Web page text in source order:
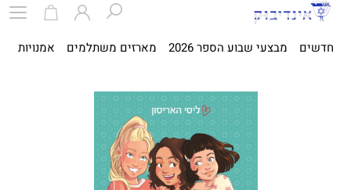
חדשים מבצעי שבוע הספר 2026 מארזים משתלמים אמנויות